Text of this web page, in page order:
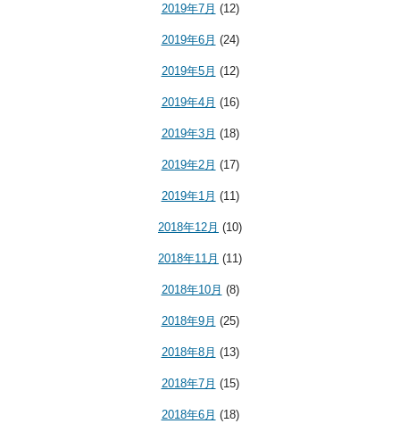
2019年7月 (12)
2019年6月 (24)
2019年5月 (12)
2019年4月 (16)
2019年3月 (18)
2019年2月 (17)
2019年1月 (11)
2018年12月 (10)
2018年11月 (11)
2018年10月 (8)
2018年9月 (25)
2018年8月 (13)
2018年7月 (15)
2018年6月 (18)